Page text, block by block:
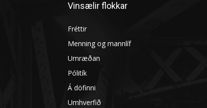
Vinsælir flokkar
Fréttir
Menning og mannlíf
Umræðan
Pólitík
Á döfinni
Umhverfið